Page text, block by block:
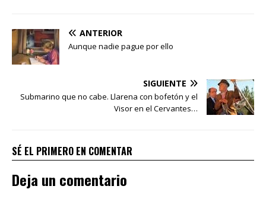
ANTERIOR
Aunque nadie pague por ello
SIGUIENTE
Submarino que no cabe. Llarena con bofetón y el
Visor en el Cervantes…
SÉ EL PRIMERO EN COMENTAR
Deja un comentario